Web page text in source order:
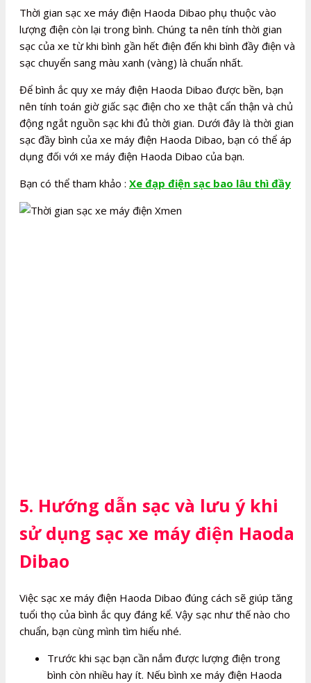
Thời gian sạc xe máy điện Haoda Dibao phụ thuộc vào
lượng điện còn lại trong bình. Chúng ta nên tính thời gian
sạc của xe từ khi bình gần hết điện đến khi bình đầy điện và
sạc chuyển sang màu xanh (vàng) là chuẩn nhất.
Để bình ắc quy xe máy điện Haoda Dibao được bền, bạn
nên tính toán giờ giấc sạc điện cho xe thật cẩn thận và chủ
động ngắt nguồn sạc khi đủ thời gian. Dưới đây là thời gian
sạc đầy bình của xe máy điện Haoda Dibao, bạn có thể áp
dụng đối với xe máy điện Haoda Dibao của bạn.
Bạn có thể tham khảo : Xe đạp điện sạc bao lâu thì đầy
5. Hướng dẫn sạc và lưu ý khi
sử dụng sạc xe máy điện Haoda
Dibao
Việc sạc xe máy điện Haoda Dibao đúng cách sẽ giúp tăng
tuổi thọ của bình ắc quy đáng kể. Vậy sạc như thế nào cho
chuẩn, bạn cùng mình tìm hiểu nhé.
Trước khi sạc bạn cần nắm được lượng điện trong
bình còn nhiều hay ít. Nếu bình xe máy điện Haoda